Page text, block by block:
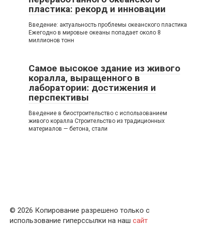
пластика: рекорд и инновации
Введение: актуальность проблемы океанского пластика
Ежегодно в мировые океаны попадает около 8
миллионов тонн
Самое высокое здание из живого
коралла, выращенного в
лаборатории: достижения и
перспективы
Введение в биостроительство с использованием
живого коралла Строительство из традиционных
материалов — бетона, стали
© 2026 Копирование разрешено только с
использование гиперссылки на наш сайт